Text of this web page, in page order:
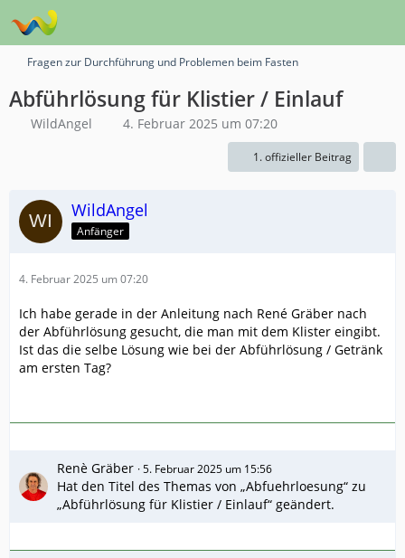
Fragen zur Durchführung und Problemen beim Fasten
Abführlösung für Klistier / Einlauf
WildAngel 4. Februar 2025 um 07:20
1. offizieller Beitrag
WildAngel
Anfänger
4. Februar 2025 um 07:20
Ich habe gerade in der Anleitung nach René Gräber nach
der Abführlösung gesucht, die man mit dem Klister eingibt.
Ist das die selbe Lösung wie bei der Abführlösung / Getränk
am ersten Tag?
Renè Gräber 5. Februar 2025 um 15:56
Hat den Titel des Themas von „Abfuehrloesung“ zu
„Abführlösung für Klistier / Einlauf“ geändert.